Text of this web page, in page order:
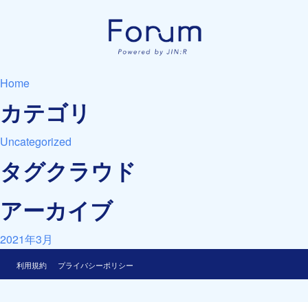
Home
カテゴリ
Uncategorized
タグクラウド
アーカイブ
2021年3月
利用規約 プライバシーポリシー